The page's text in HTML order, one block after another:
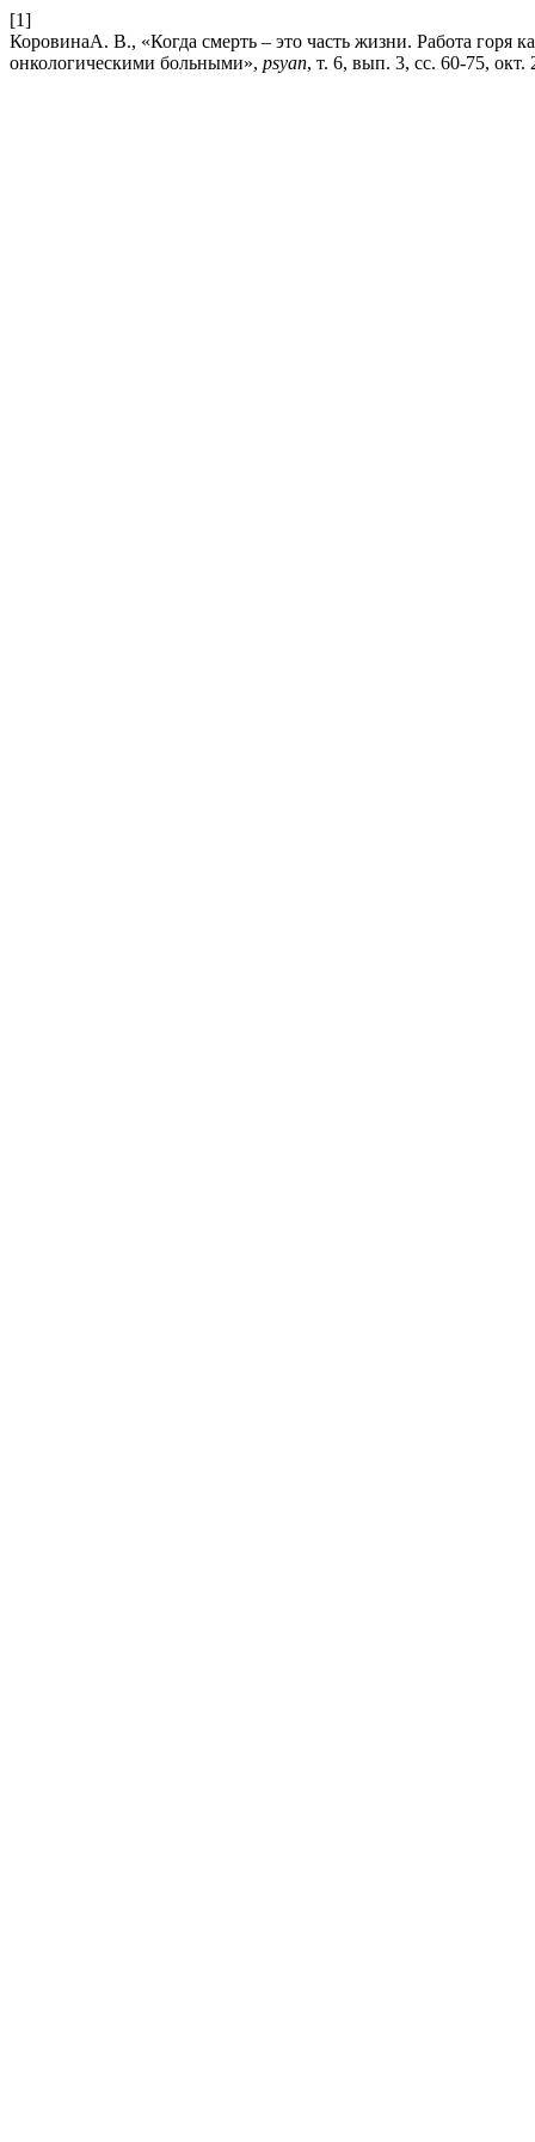
[1]
КоровинаА. В., «Когда смерть – это часть жизни. Работа горя
онкологическими больными», psyan, т. 6, вып. 3, сс. 60-75, окт.